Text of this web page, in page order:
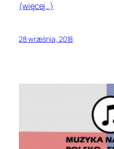
(więcej…)
28 września, 2018